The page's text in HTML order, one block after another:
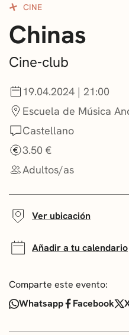
NOTICIAS
GETXO KULTURA
ASOCIACIONES
CINE
Chinas
Cine-club
19.04.2024 | 21:00
Escuela de Música
Castellano
3.50 €
Adultos/as
Ver ubicación
Añadir a tu calendario
Comparte este evento:
Whatsapp
Facebook